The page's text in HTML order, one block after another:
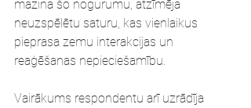
mazina šo nogurumu, atzīmēja
neuzspēlētu saturu, kas vienlaikus
pieprasa zemu interakcijas un
reaģēšanas nepieciešamību.
Vairākums respondentu arī uzrādīja